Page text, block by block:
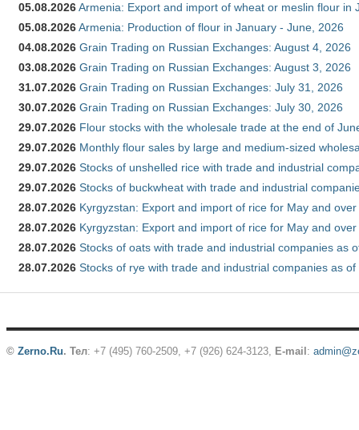
05.08.2026Armenia: Export and import of wheat or meslin flour in
05.08.2026Armenia: Production of flour in January - June, 2026
04.08.2026 Grain Trading on Russian Exchanges: August 4, 2026
03.08.2026 Grain Trading on Russian Exchanges: August 3, 2026
31.07.2026 Grain Trading on Russian Exchanges: July 31, 2026
30.07.2026 Grain Trading on Russian Exchanges: July 30, 2026
29.07.2026 Flour stocks with the wholesale trade at the end of
29.07.2026 Monthly flour sales by large and medium-sized
29.07.2026 Stocks of unshelled rice with trade and industrial
29.07.2026 Stocks of buckwheat with trade and industrial
28.07.2026 Kyrgyzstan: Export and import of rice for May and
28.07.2026 Kyrgyzstan: Export and import of rice for May and
28.07.2026 Stocks of oats with trade and industrial companies as
28.07.2026 Stocks of rye with trade and industrial companies as
© Zerno.Ru. Тел: +7 (495) 760-2509, +7 (926) 624-3123, E-mail :